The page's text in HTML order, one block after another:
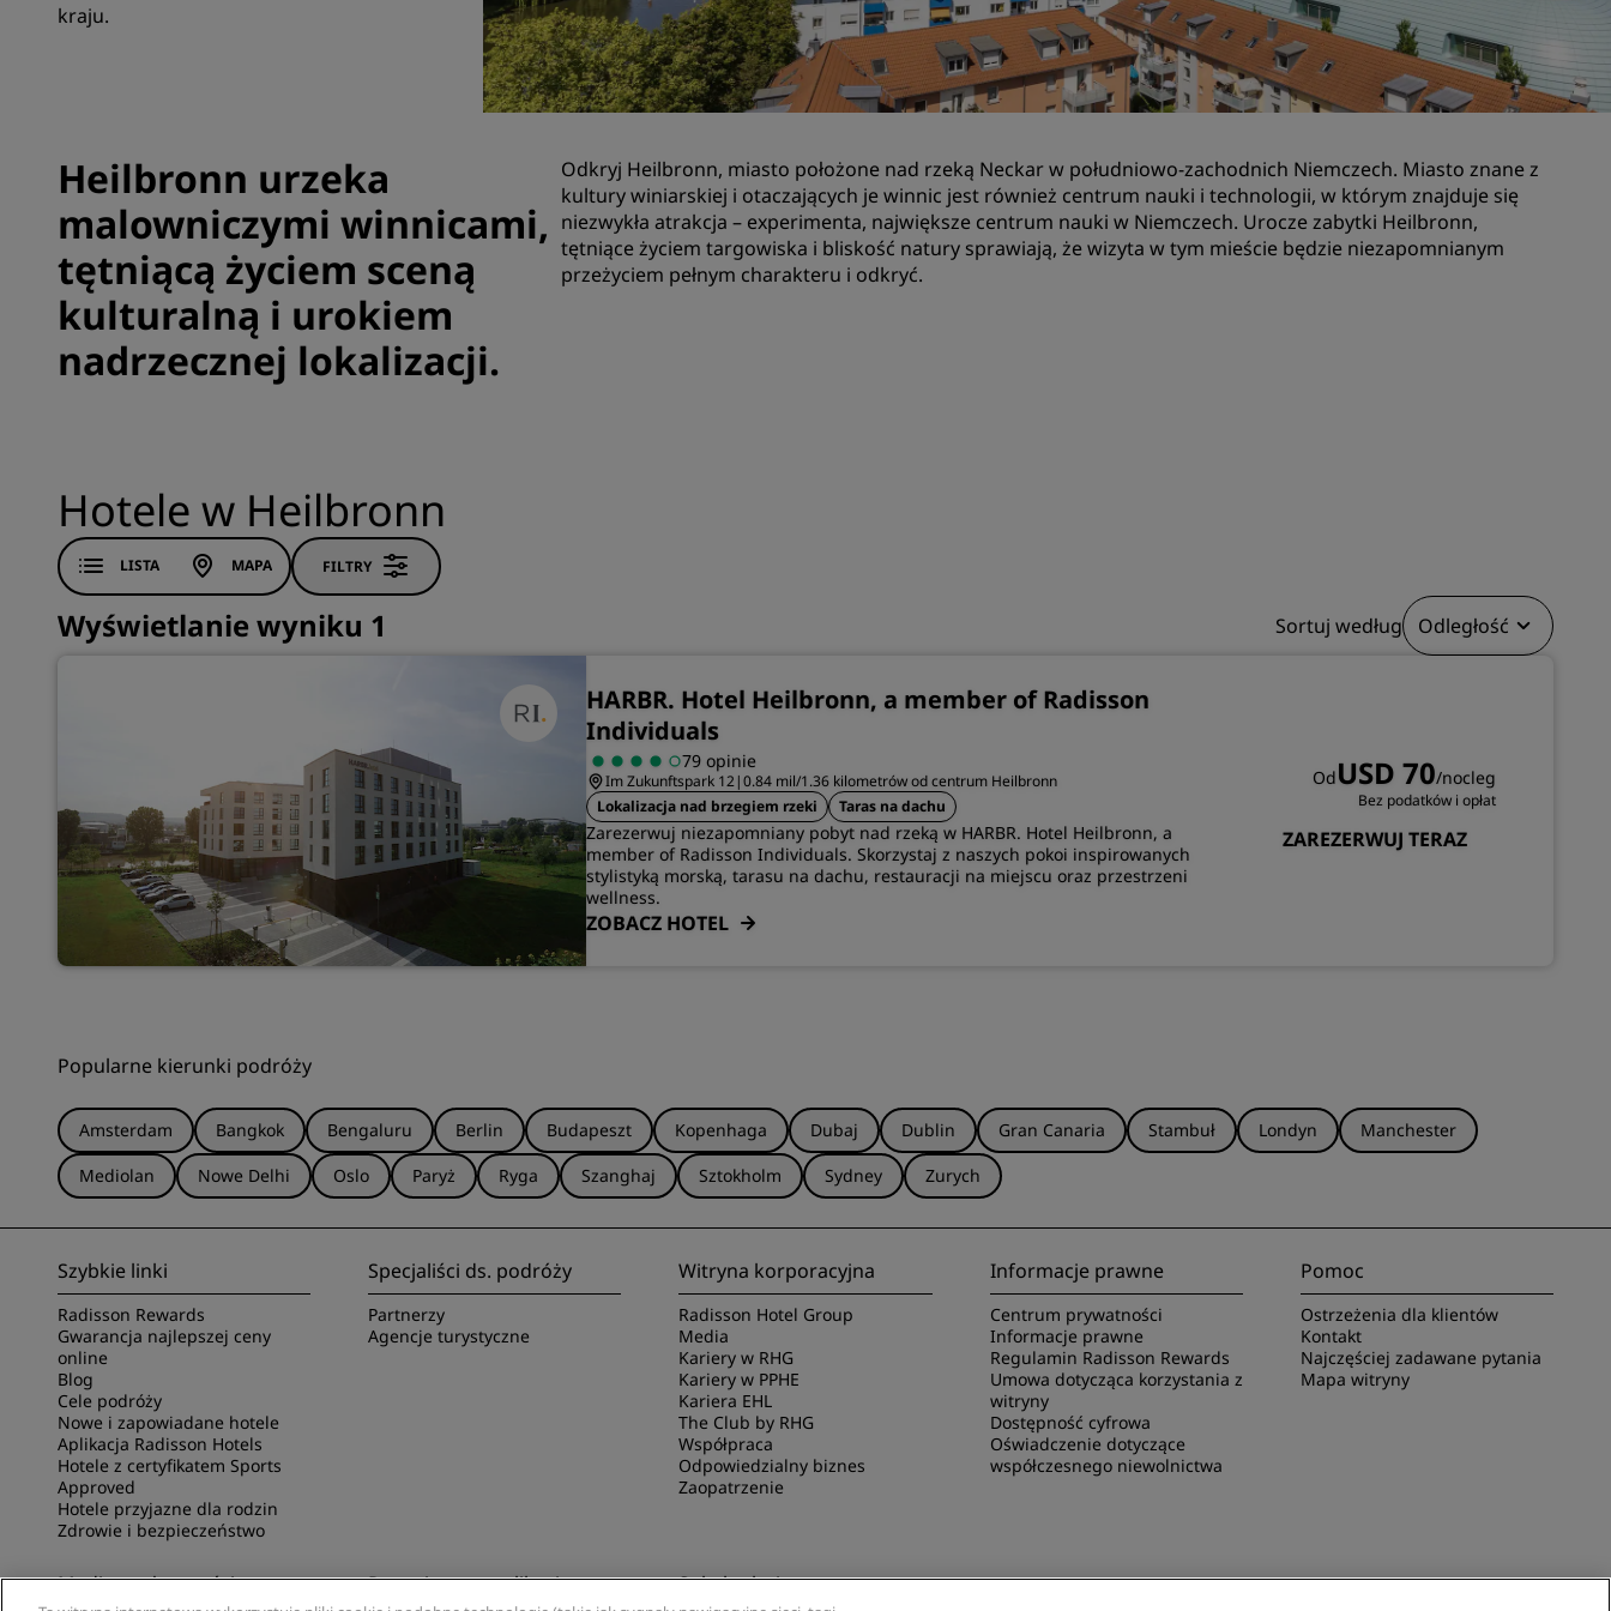
Zarezerwuj miejsce
Poprosić o wycenę
Miejsca na organizację wydarzeń
Szukaj lotów
Szukaj lotów
Lokale na wesele
Zrównoważone pobyty
Pobyty drużyn sportowych
Hotele w centrum miasta
Zapraszamy na nasz blog
kraju.
Heilbronn urzeka
malowniczymi winnicami,
tętniącą życiem sceną
kulturalną i urokiem
nadrzecznej lokalizacji.
Odkryj Heilbronn, miasto położone nad rzeką Neckar w południowo-zachodnich Niemczech. Miasto znane z
kultury winiarskiej i otaczających je winnic jest również centrum nauki i technologii, w którym znajduje się
niezwykła atrakcja – experimenta, największe centrum nauki w Niemczech. Urocze zabytki Heilbronn,
tętniące życiem targowiska i bliskość natury sprawiają, że wizyta w tym mieście będzie niezapomnianym
przeżyciem pełnym charakteru i odkryć.
Hotele w Heilbronn
LISTA MAPA FILTRY
Wyświetlanie wyniku 1 Sortuj według Odległość
HARBR. Hotel Heilbronn, a member of Radisson
Individuals
79 opinie
Im Zukunftspark 12|0.84 mil/1.36 kilometrów od centrum Heilbronn
Lokalizacja nad brzegiem rzeki
Taras na dachu
Zarezerwuj niezapomniany pobyt nad rzeką w HARBR. Hotel Heilbronn, a
member of Radisson Individuals. Skorzystaj z naszych pokoi inspirowanych
stylistyką morską, tarasu na dachu, restauracji na miejscu oraz przestrzeni
wellness.‌
ZOBACZ HOTEL
OdUSD 70/nocleg
Bez podatków i opłat
ZAREZERWUJ TERAZ
Popularne kierunki podróży
Amsterdam Bangkok Bengaluru Berlin Budapeszt Kopenhaga Dubaj Dublin Gran Canaria Stambuł Londyn
Manchester
Mediolan
Nowe Delhi Oslo Paryż Ryga Szanghaj Sztokholm Sydney Zurych
Szybkie linki
Radisson Rewards
Gwarancja najlepszej ceny
online
Blog
Cele podróży
Nowe i zapowiadane hotele
Aplikacja Radisson Hotels
Hotele z certyfikatem Sports
Approved
Hotele przyjazne dla rodzin
Zdrowie i bezpieczeństwo
Specjaliści ds. podróży
Partnerzy
Agencje turystyczne
Witryna korporacyjna
Radisson Hotel Group
Media
Kariery w RHG
Kariery w PPHE
Kariera EHL
The Club by RHG
Współpraca
Odpowiedzialny biznes
Zaopatrzenie
Informacje prawne
Centrum prywatności
Informacje prawne
Regulamin Radisson Rewards
Umowa dotycząca korzystania z
witryny
Dostępność cyfrowa
Oświadczenie dotyczące
współczesnego niewolnictwa
Pomoc
Ostrzeżenia dla klientów
Kontakt
Najczęściej zadawane pytania
Mapa witryny
Media społecznościowe Poznaj naszą aplikację Subskrybuj